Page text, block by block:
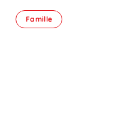
Famille